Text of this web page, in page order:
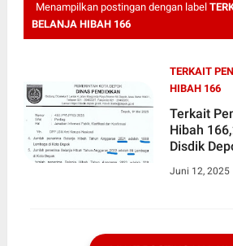
Menampilkan postingan dengan label
BELANJA HIBAH 166
TERKAIT
HIBAH 166
Terkait
Hibah
Disdik
Juni 12, 2025